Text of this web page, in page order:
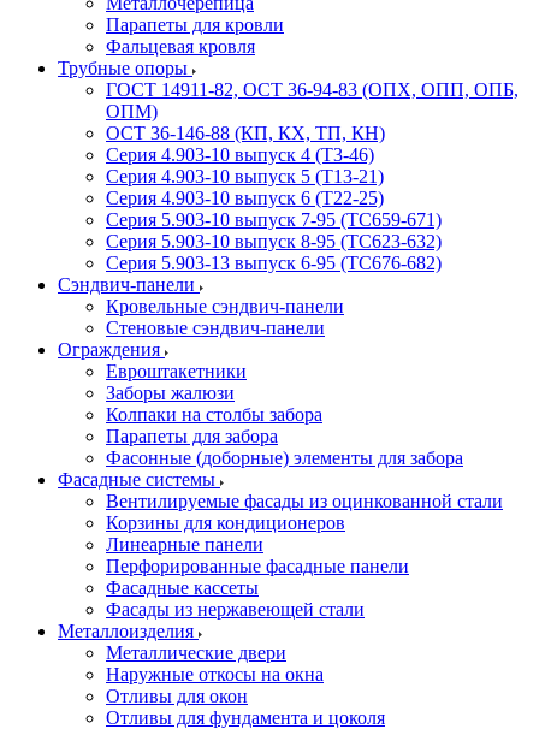
Парапеты для кровли
Фальцевая кровля
Трубные опоры
ГОСТ 14911-82, ОСТ 36-94-83 (ОПХ, ОПП, ОПБ,
ОПМ)
ОСТ 36-146-88 (КП, КХ, ТП, КН)
Серия 4.903-10 выпуск 4 (Т3-46)
Серия 4.903-10 выпуск 5 (Т13-21)
Серия 4.903-10 выпуск 6 (Т22-25)
Серия 5.903-10 выпуск 7-95 (ТС659-671)
Серия 5.903-10 выпуск 8-95 (ТС623-632)
Серия 5.903-13 выпуск 6-95 (ТС676-682)
Сэндвич-панели
Кровельные сэндвич-панели
Стеновые сэндвич-панели
Ограждения
Евроштакетники
Заборы жалюзи
Колпаки на столбы забора
Парапеты для забора
Фасонные (доборные) элементы для забора
Фасадные системы
Вентилируемые фасады из оцинкованной стали
Корзины для кондиционеров
Линеарные панели
Перфорированные фасадные панели
Фасадные кассеты
Фасады из нержавеющей стали
Металлоизделия
Металлические двери
Наружные откосы на окна
Отливы для окон
Отливы для фундамента и цоколя